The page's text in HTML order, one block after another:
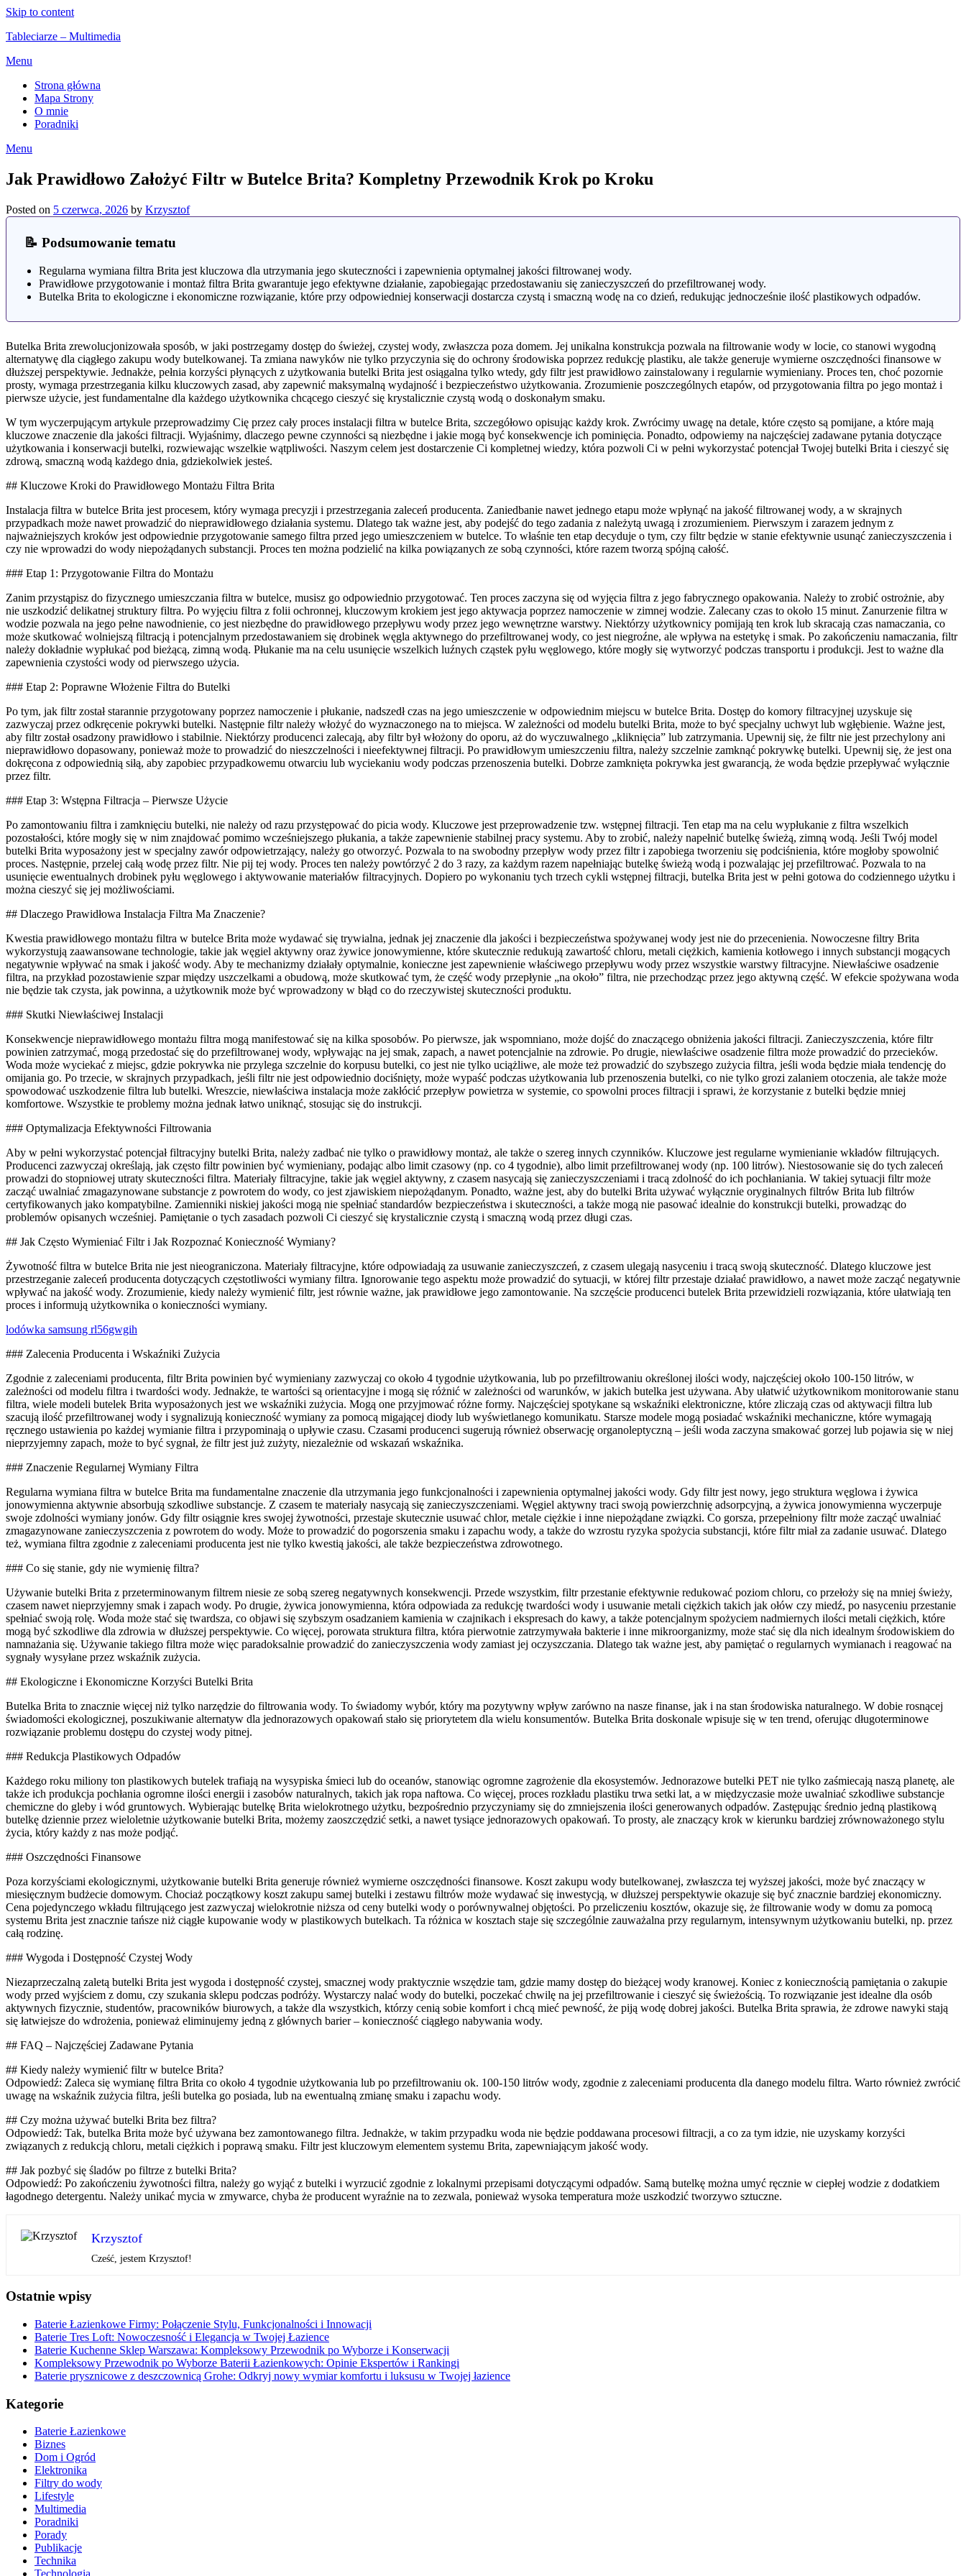
Skip to content
Tableciarze – Multimedia
Menu
Strona główna
Mapa Strony
O mnie
Poradniki
Menu
Jak Prawidłowo Założyć Filtr w Butelce Brita? Kompletny Przewodnik Krok po Kroku
Posted on 5 czerwca, 2026 by Krzysztof
📝 Podsumowanie tematu
Regularna wymiana filtra Brita jest kluczowa dla utrzymania jego skuteczności i zapewnienia optymalnej jakości filtrowanej wody.
Prawidłowe przygotowanie i montaż filtra Brita gwarantuje jego efektywne działanie, zapobiegając przedostawaniu się zanieczyszczeń do przefiltrowanej wody.
Butelka Brita to ekologiczne i ekonomiczne rozwiązanie, które przy odpowiedniej konserwacji dostarcza czystą i smaczną wodę na co dzień, redukując jednocześnie ilość plastikowych odpadów.
Butelka Brita zrewolucjonizowała sposób, w jaki postrzegamy dostęp do świeżej, czystej wody, zwłaszcza poza domem. Jej unikalna konstrukcja pozwala na filtrowanie wody w locie, co stanowi wygodną
alternatywę dla ciągłego zakupu wody butelkowanej. Ta zmiana nawyków nie tylko przyczynia się do ochrony środowiska poprzez redukcję plastiku, ale także generuje wymierne oszczędności finansowe w
dłuższej perspektywie. Jednakże, pełnia korzyści płynących z użytkowania butelki Brita jest osiągalna tylko wtedy, gdy filtr jest prawidłowo zainstalowany i regularnie wymieniany. Proces ten, choć pozornie
prosty, wymaga przestrzegania kilku kluczowych zasad, aby zapewnić maksymalną wydajność i bezpieczeństwo użytkowania. Zrozumienie poszczególnych etapów, od przygotowania filtra po jego montaż i
pierwsze użycie, jest fundamentalne dla każdego użytkownika chcącego cieszyć się krystalicznie czystą wodą o doskonałym smaku.
W tym wyczerpującym artykule przeprowadzimy Cię przez cały proces instalacji filtra w butelce Brita, szczegółowo opisując każdy krok. Zwrócimy uwagę na detale, które często są pomijane, a które mają
kluczowe znaczenie dla jakości filtracji. Wyjaśnimy, dlaczego pewne czynności są niezbędne i jakie mogą być konsekwencje ich pominięcia. Ponadto, odpowiemy na najczęściej zadawane pytania dotyczące
użytkowania i konserwacji butelki, rozwiewając wszelkie wątpliwości. Naszym celem jest dostarczenie Ci kompletnej wiedzy, która pozwoli Ci w pełni wykorzystać potencjał Twojej butelki Brita i cieszyć się
zdrową, smaczną wodą każdego dnia, gdziekolwiek jesteś.
## Kluczowe Kroki do Prawidłowego Montażu Filtra Brita
Instalacja filtra w butelce Brita jest procesem, który wymaga precyzji i przestrzegania zaleceń producenta. Zaniedbanie nawet jednego etapu może wpłynąć na jakość filtrowanej wody, a w skrajnych
przypadkach może nawet prowadzić do nieprawidłowego działania systemu. Dlatego tak ważne jest, aby podejść do tego zadania z należytą uwagą i zrozumieniem. Pierwszym i zarazem jednym z
najważniejszych kroków jest odpowiednie przygotowanie samego filtra przed jego umieszczeniem w butelce. To właśnie ten etap decyduje o tym, czy filtr będzie w stanie efektywnie usunąć zanieczyszczenia i
czy nie wprowadzi do wody niepożądanych substancji. Proces ten można podzielić na kilka powiązanych ze sobą czynności, które razem tworzą spójną całość.
### Etap 1: Przygotowanie Filtra do Montażu
Zanim przystąpisz do fizycznego umieszczania filtra w butelce, musisz go odpowiednio przygotować. Ten proces zaczyna się od wyjęcia filtra z jego fabrycznego opakowania. Należy to zrobić ostrożnie, aby
nie uszkodzić delikatnej struktury filtra. Po wyjęciu filtra z folii ochronnej, kluczowym krokiem jest jego aktywacja poprzez namoczenie w zimnej wodzie. Zalecany czas to około 15 minut. Zanurzenie filtra w
wodzie pozwala na jego pełne nawodnienie, co jest niezbędne do prawidłowego przepływu wody przez jego wewnętrzne warstwy. Niektórzy użytkownicy pomijają ten krok lub skracają czas namaczania, co
może skutkować wolniejszą filtracją i potencjalnym przedostawaniem się drobinek węgla aktywnego do przefiltrowanej wody, co jest niegroźne, ale wpływa na estetykę i smak. Po zakończeniu namaczania, filtr
należy dokładnie wypłukać pod bieżącą, zimną wodą. Płukanie ma na celu usunięcie wszelkich luźnych cząstek pyłu węglowego, które mogły się wytworzyć podczas transportu i produkcji. Jest to ważne dla
zapewnienia czystości wody od pierwszego użycia.
### Etap 2: Poprawne Włożenie Filtra do Butelki
Po tym, jak filtr został starannie przygotowany poprzez namoczenie i płukanie, nadszedł czas na jego umieszczenie w odpowiednim miejscu w butelce Brita. Dostęp do komory filtracyjnej uzyskuje się
zazwyczaj przez odkręcenie pokrywki butelki. Następnie filtr należy włożyć do wyznaczonego na to miejsca. W zależności od modelu butelki Brita, może to być specjalny uchwyt lub wgłębienie. Ważne jest,
aby filtr został osadzony prawidłowo i stabilnie. Niektórzy producenci zalecają, aby filtr był włożony do oporu, aż do wyczuwalnego „kliknięcia” lub zatrzymania. Upewnij się, że filtr nie jest przechylony ani
nieprawidłowo dopasowany, ponieważ może to prowadzić do nieszczelności i nieefektywnej filtracji. Po prawidłowym umieszczeniu filtra, należy szczelnie zamknąć pokrywkę butelki. Upewnij się, że jest ona
dokręcona z odpowiednią siłą, aby zapobiec przypadkowemu otwarciu lub wyciekaniu wody podczas przenoszenia butelki. Dobrze zamknięta pokrywka jest gwarancją, że woda będzie przepływać wyłącznie
przez filtr.
### Etap 3: Wstępna Filtracja – Pierwsze Użycie
Po zamontowaniu filtra i zamknięciu butelki, nie należy od razu przystępować do picia wody. Kluczowe jest przeprowadzenie tzw. wstępnej filtracji. Ten etap ma na celu wypłukanie z filtra wszelkich
pozostałości, które mogły się w nim znajdować pomimo wcześniejszego płukania, a także zapewnienie stabilnej pracy systemu. Aby to zrobić, należy napełnić butelkę świeżą, zimną wodą. Jeśli Twój model
butelki Brita wyposażony jest w specjalny zawór odpowietrzający, należy go otworzyć. Pozwala to na swobodny przepływ wody przez filtr i zapobiega tworzeniu się podciśnienia, które mogłoby spowolnić
proces. Następnie, przelej całą wodę przez filtr. Nie pij tej wody. Proces ten należy powtórzyć 2 do 3 razy, za każdym razem napełniając butelkę świeżą wodą i pozwalając jej przefiltrować. Pozwala to na
usunięcie ewentualnych drobinek pyłu węglowego i aktywowanie materiałów filtracyjnych. Dopiero po wykonaniu tych trzech cykli wstępnej filtracji, butelka Brita jest w pełni gotowa do codziennego użytku i
można cieszyć się jej możliwościami.
## Dlaczego Prawidłowa Instalacja Filtra Ma Znaczenie?
Kwestia prawidłowego montażu filtra w butelce Brita może wydawać się trywialna, jednak jej znaczenie dla jakości i bezpieczeństwa spożywanej wody jest nie do przecenienia. Nowoczesne filtry Brita
wykorzystują zaawansowane technologie, takie jak węgiel aktywny oraz żywice jonowymienne, które skutecznie redukują zawartość chloru, metali ciężkich, kamienia kotłowego i innych substancji mogących
negatywnie wpływać na smak i jakość wody. Aby te mechanizmy działały optymalnie, konieczne jest zapewnienie właściwego przepływu wody przez wszystkie warstwy filtracyjne. Niewłaściwe osadzenie
filtra, na przykład pozostawienie szpar między uszczelkami a obudową, może skutkować tym, że część wody przepłynie „na około” filtra, nie przechodząc przez jego aktywną część. W efekcie spożywana woda
nie będzie tak czysta, jak powinna, a użytkownik może być wprowadzony w błąd co do rzeczywistej skuteczności produktu.
### Skutki Niewłaściwej Instalacji
Konsekwencje nieprawidłowego montażu filtra mogą manifestować się na kilka sposobów. Po pierwsze, jak wspomniano, może dojść do znaczącego obniżenia jakości filtracji. Zanieczyszczenia, które filtr
powinien zatrzymać, mogą przedostać się do przefiltrowanej wody, wpływając na jej smak, zapach, a nawet potencjalnie na zdrowie. Po drugie, niewłaściwe osadzenie filtra może prowadzić do przecieków.
Woda może wyciekać z miejsc, gdzie pokrywka nie przylega szczelnie do korpusu butelki, co jest nie tylko uciążliwe, ale może też prowadzić do szybszego zużycia filtra, jeśli woda będzie miała tendencję do
omijania go. Po trzecie, w skrajnych przypadkach, jeśli filtr nie jest odpowiednio dociśnięty, może wypaść podczas użytkowania lub przenoszenia butelki, co nie tylko grozi zalaniem otoczenia, ale także może
spowodować uszkodzenie filtra lub butelki. Wreszcie, niewłaściwa instalacja może zakłócić przepływ powietrza w systemie, co spowolni proces filtracji i sprawi, że korzystanie z butelki będzie mniej
komfortowe. Wszystkie te problemy można jednak łatwo uniknąć, stosując się do instrukcji.
### Optymalizacja Efektywności Filtrowania
Aby w pełni wykorzystać potencjał filtracyjny butelki Brita, należy zadbać nie tylko o prawidłowy montaż, ale także o szereg innych czynników. Kluczowe jest regularne wymienianie wkładów filtrujących.
Producenci zazwyczaj określają, jak często filtr powinien być wymieniany, podając albo limit czasowy (np. co 4 tygodnie), albo limit przefiltrowanej wody (np. 100 litrów). Niestosowanie się do tych zaleceń
prowadzi do stopniowej utraty skuteczności filtra. Materiały filtracyjne, takie jak węgiel aktywny, z czasem nasycają się zanieczyszczeniami i tracą zdolność do ich pochłaniania. W takiej sytuacji filtr może
zacząć uwalniać zmagazynowane substancje z powrotem do wody, co jest zjawiskiem niepożądanym. Ponadto, ważne jest, aby do butelki Brita używać wyłącznie oryginalnych filtrów Brita lub filtrów
certyfikowanych jako kompatybilne. Zamienniki niskiej jakości mogą nie spełniać standardów bezpieczeństwa i skuteczności, a także mogą nie pasować idealnie do konstrukcji butelki, prowadząc do
problemów opisanych wcześniej. Pamiętanie o tych zasadach pozwoli Ci cieszyć się krystalicznie czystą i smaczną wodą przez długi czas.
## Jak Często Wymieniać Filtr i Jak Rozpoznać Konieczność Wymiany?
Żywotność filtra w butelce Brita nie jest nieograniczona. Materiały filtracyjne, które odpowiadają za usuwanie zanieczyszczeń, z czasem ulegają nasyceniu i tracą swoją skuteczność. Dlatego kluczowe jest
przestrzeganie zaleceń producenta dotyczących częstotliwości wymiany filtra. Ignorowanie tego aspektu może prowadzić do sytuacji, w której filtr przestaje działać prawidłowo, a nawet może zacząć negatywnie
wpływać na jakość wody. Zrozumienie, kiedy należy wymienić filtr, jest równie ważne, jak prawidłowe jego zamontowanie. Na szczęście producenci butelek Brita przewidzieli rozwiązania, które ułatwiają ten
proces i informują użytkownika o konieczności wymiany.
lodówka samsung rl56gwgih
### Zalecenia Producenta i Wskaźniki Zużycia
Zgodnie z zaleceniami producenta, filtr Brita powinien być wymieniany zazwyczaj co około 4 tygodnie użytkowania, lub po przefiltrowaniu określonej ilości wody, najczęściej około 100-150 litrów, w
zależności od modelu filtra i twardości wody. Jednakże, te wartości są orientacyjne i mogą się różnić w zależności od warunków, w jakich butelka jest używana. Aby ułatwić użytkownikom monitorowanie stanu
filtra, wiele modeli butelek Brita wyposażonych jest we wskaźniki zużycia. Mogą one przyjmować różne formy. Najczęściej spotykane są wskaźniki elektroniczne, które zliczają czas od aktywacji filtra lub
szacują ilość przefiltrowanej wody i sygnalizują konieczność wymiany za pomocą migającej diody lub wyświetlanego komunikatu. Starsze modele mogą posiadać wskaźniki mechaniczne, które wymagają
ręcznego ustawienia po każdej wymianie filtra i przypominają o upływie czasu. Czasami producenci sugerują również obserwację organoleptyczną – jeśli woda zaczyna smakować gorzej lub pojawia się w niej
nieprzyjemny zapach, może to być sygnał, że filtr jest już zużyty, niezależnie od wskazań wskaźnika.
### Znaczenie Regularnej Wymiany Filtra
Regularna wymiana filtra w butelce Brita ma fundamentalne znaczenie dla utrzymania jego funkcjonalności i zapewnienia optymalnej jakości wody. Gdy filtr jest nowy, jego struktura węglowa i żywica
jonowymienna aktywnie absorbują szkodliwe substancje. Z czasem te materiały nasycają się zanieczyszczeniami. Węgiel aktywny traci swoją powierzchnię adsorpcyjną, a żywica jonowymienna wyczerpuje
swoje zdolności wymiany jonów. Gdy filtr osiągnie kres swojej żywotności, przestaje skutecznie usuwać chlor, metale ciężkie i inne niepożądane związki. Co gorsza, przepełniony filtr może zacząć uwalniać
zmagazynowane zanieczyszczenia z powrotem do wody. Może to prowadzić do pogorszenia smaku i zapachu wody, a także do wzrostu ryzyka spożycia substancji, które filtr miał za zadanie usuwać. Dlatego
też, wymiana filtra zgodnie z zaleceniami producenta jest nie tylko kwestią jakości, ale także bezpieczeństwa zdrowotnego.
### Co się stanie, gdy nie wymienię filtra?
Używanie butelki Brita z przeterminowanym filtrem niesie ze sobą szereg negatywnych konsekwencji. Przede wszystkim, filtr przestanie efektywnie redukować poziom chloru, co przełoży się na mniej świeży,
czasem nawet nieprzyjemny smak i zapach wody. Po drugie, żywica jonowymienna, która odpowiada za redukcję twardości wody i usuwanie metali ciężkich takich jak ołów czy miedź, po nasyceniu przestanie
spełniać swoją rolę. Woda może stać się twardsza, co objawi się szybszym osadzaniem kamienia w czajnikach i ekspresach do kawy, a także potencjalnym spożyciem nadmiernych ilości metali ciężkich, które
mogą być szkodliwe dla zdrowia w dłuższej perspektywie. Co więcej, porowata struktura filtra, która pierwotnie zatrzymywała bakterie i inne mikroorganizmy, może stać się dla nich idealnym środowiskiem do
namnażania się. Używanie takiego filtra może więc paradoksalnie prowadzić do zanieczyszczenia wody zamiast jej oczyszczania. Dlatego tak ważne jest, aby pamiętać o regularnych wymianach i reagować na
sygnały wysyłane przez wskaźnik zużycia.
## Ekologiczne i Ekonomiczne Korzyści Butelki Brita
Butelka Brita to znacznie więcej niż tylko narzędzie do filtrowania wody. To świadomy wybór, który ma pozytywny wpływ zarówno na nasze finanse, jak i na stan środowiska naturalnego. W dobie rosnącej
świadomości ekologicznej, poszukiwanie alternatyw dla jednorazowych opakowań stało się priorytetem dla wielu konsumentów. Butelka Brita doskonale wpisuje się w ten trend, oferując długoterminowe
rozwiązanie problemu dostępu do czystej wody pitnej.
### Redukcja Plastikowych Odpadów
Każdego roku miliony ton plastikowych butelek trafiają na wysypiska śmieci lub do oceanów, stanowiąc ogromne zagrożenie dla ekosystemów. Jednorazowe butelki PET nie tylko zaśmiecają naszą planetę, ale
także ich produkcja pochłania ogromne ilości energii i zasobów naturalnych, takich jak ropa naftowa. Co więcej, proces rozkładu plastiku trwa setki lat, a w międzyczasie może uwalniać szkodliwe substancje
chemiczne do gleby i wód gruntowych. Wybierając butelkę Brita wielokrotnego użytku, bezpośrednio przyczyniamy się do zmniejszenia ilości generowanych odpadów. Zastępując średnio jedną plastikową
butelkę dziennie przez wieloletnie użytkowanie butelki Brita, możemy zaoszczędzić setki, a nawet tysiące jednorazowych opakowań. To prosty, ale znaczący krok w kierunku bardziej zrównoważonego stylu
życia, który każdy z nas może podjąć.
### Oszczędności Finansowe
Poza korzyściami ekologicznymi, użytkowanie butelki Brita generuje również wymierne oszczędności finansowe. Koszt zakupu wody butelkowanej, zwłaszcza tej wyższej jakości, może być znaczący w
miesięcznym budżecie domowym. Chociaż początkowy koszt zakupu samej butelki i zestawu filtrów może wydawać się inwestycją, w dłuższej perspektywie okazuje się być znacznie bardziej ekonomiczny.
Cena pojedynczego wkładu filtrującego jest zazwyczaj wielokrotnie niższa od ceny butelki wody o porównywalnej objętości. Po przeliczeniu kosztów, okazuje się, że filtrowanie wody w domu za pomocą
systemu Brita jest znacznie tańsze niż ciągłe kupowanie wody w plastikowych butelkach. Ta różnica w kosztach staje się szczególnie zauważalna przy regularnym, intensywnym użytkowaniu butelki, np. przez
całą rodzinę.
### Wygoda i Dostępność Czystej Wody
Niezaprzeczalną zaletą butelki Brita jest wygoda i dostępność czystej, smacznej wody praktycznie wszędzie tam, gdzie mamy dostęp do bieżącej wody kranowej. Koniec z koniecznością pamiętania o zakupie
wody przed wyjściem z domu, czy szukania sklepu podczas podróży. Wystarczy nalać wody do butelki, poczekać chwilę na jej przefiltrowanie i cieszyć się świeżością. To rozwiązanie jest idealne dla osób
aktywnych fizycznie, studentów, pracowników biurowych, a także dla wszystkich, którzy cenią sobie komfort i chcą mieć pewność, że piją wodę dobrej jakości. Butelka Brita sprawia, że zdrowe nawyki stają
się łatwiejsze do wdrożenia, ponieważ eliminujemy jedną z głównych barier – konieczność ciągłego nabywania wody.
## FAQ – Najczęściej Zadawane Pytania
## Kiedy należy wymienić filtr w butelce Brita?
Odpowiedź: Zaleca się wymianę filtra Brita co około 4 tygodnie użytkowania lub po przefiltrowaniu ok. 100-150 litrów wody, zgodnie z zaleceniami producenta dla danego modelu filtra. Warto również zwrócić
uwagę na wskaźnik zużycia filtra, jeśli butelka go posiada, lub na ewentualną zmianę smaku i zapachu wody.
## Czy można używać butelki Brita bez filtra?
Odpowiedź: Tak, butelka Brita może być używana bez zamontowanego filtra. Jednakże, w takim przypadku woda nie będzie poddawana procesowi filtracji, a co za tym idzie, nie uzyskamy korzyści
związanych z redukcją chloru, metali ciężkich i poprawą smaku. Filtr jest kluczowym elementem systemu Brita, zapewniającym jakość wody.
## Jak pozbyć się śladów po filtrze z butelki Brita?
Odpowiedź: Po zakończeniu żywotności filtra, należy go wyjąć z butelki i wyrzucić zgodnie z lokalnymi przepisami dotyczącymi odpadów. Samą butelkę można umyć ręcznie w ciepłej wodzie z dodatkiem
łagodnego detergentu. Należy unikać mycia w zmywarce, chyba że producent wyraźnie na to zezwala, ponieważ wysoka temperatura może uszkodzić tworzywo sztuczne.
Krzysztof
Cześć, jestem Krzysztof!
Ostatnie wpisy
Baterie Łazienkowe Firmy: Połączenie Stylu, Funkcjonalności i Innowacji
Baterie Tres Loft: Nowoczesność i Elegancja w Twojej Łazience
Baterie Kuchenne Sklep Warszawa: Kompleksowy Przewodnik po Wyborze i Konserwacji
Kompleksowy Przewodnik po Wyborze Baterii Łazienkowych: Opinie Ekspertów i Rankingi
Baterie prysznicowe z deszczownicą Grohe: Odkryj nowy wymiar komfortu i luksusu w Twojej łazience
Kategorie
Baterie Łazienkowe
Biznes
Dom i Ogród
Elektronika
Filtry do wody
Lifestyle
Multimedia
Poradniki
Porady
Publikacje
Technika